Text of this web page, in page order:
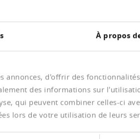
À propos
annonces, d'offrir des
des informations sur
qui peuvent combiner celles-ci
lors de votre utilisation de leurs